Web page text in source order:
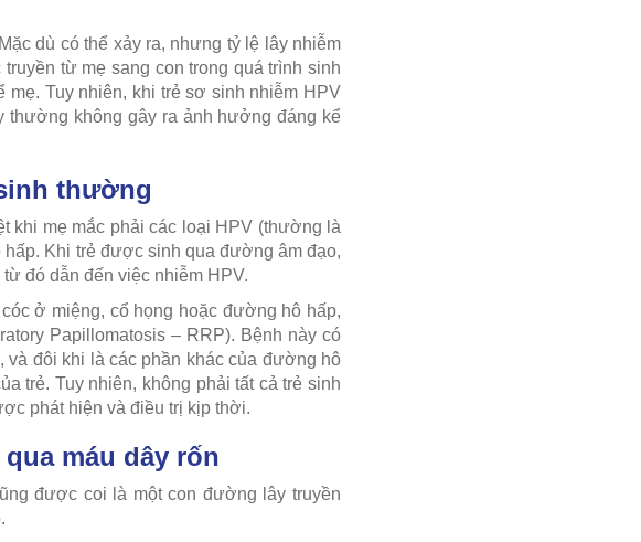
dù có thể xảy ra, nhưng tỷ lệ lây nhiễm
từ mẹ sang con trong quá trình sinh
Tuy nhiên, khi trẻ sơ sinh nhiễm HPV
thường không gây ra ảnh hưởng đáng kể
thường
khi mẹ mắc phải các loại HPV (thường là
Khi trẻ được sinh qua đường âm đạo,
đó dẫn đến việc nhiễm HPV.
ở miệng, cổ họng hoặc đường hô hấp,
Papillomatosis – RRP). Bệnh này có
và đôi khi là các phần khác của đường hô
trẻ. Tuy nhiên, không phải tất cả trẻ sinh
phát hiện và điều trị kịp thời.
máu dây rốn
được coi là một con đường lây truyền